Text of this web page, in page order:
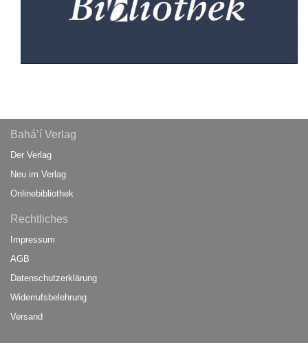
Bahá’í Verlag
Der Verlag
Neu im Verlag
Onlinebibliothek
Rechtliches
Impressum
AGB
Datenschutzerklärung
Widerrufsbelehrung
Versand